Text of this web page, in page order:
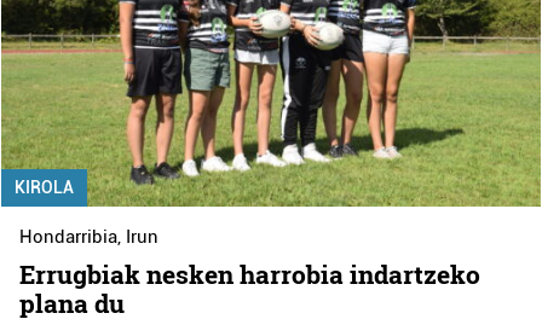
KIROLA
Hondarribia, Irun
Errugbiak nesken harrobia indartzeko
plana du